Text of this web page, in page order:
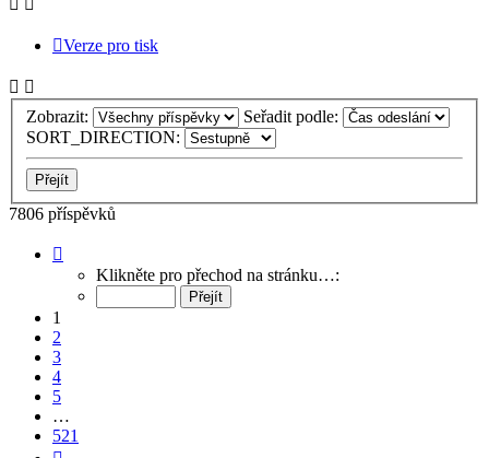
Verze pro tisk
Zobrazit:
Seřadit podle:
SORT_DIRECTION:
7806 příspěvků
Klikněte pro přechod na stránku…:
1
2
3
4
5
…
521